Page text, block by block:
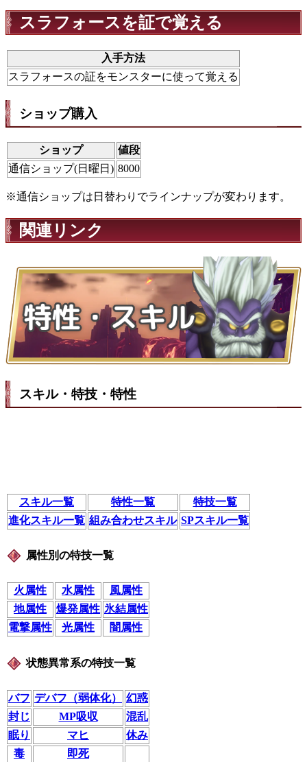
スラフォースを証で覚える
入手方法
スラフォースの証をモンスターに使って覚える
ショップ購入
ショップ
値段
通信ショップ(日曜日) 8000
※通信ショップは日替わりでラインナップが変わります。
関連リンク
スキル・特技・特性
スキル一覧 特性一覧
特技一覧
進化スキル一覧 組み合わせスキル SPスキル一覧
属性別の特技一覧
火属性 水属性
風属性
地属性
爆発属性 氷結属性
電撃属性
光属性 闇属性
状態異常系の特技一覧
バフ デバフ（弱体化）
幻惑
封じ
MP吸収
混乱
眠り
マヒ
休み
毒
即死